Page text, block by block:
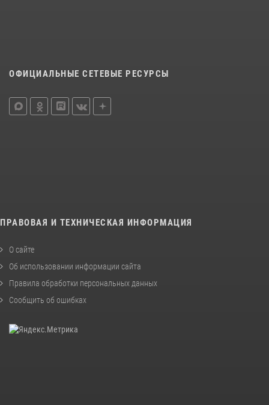
ОФИЦИАЛЬНЫЕ СЕТЕВЫЕ РЕСУРСЫ
ПРАВОВАЯ И ТЕХНИЧЕСКАЯ ИНФОРМАЦИЯ
О сайте
Об использовании информации сайта
Правила обработки персональных данных
Сообщить об ошибках